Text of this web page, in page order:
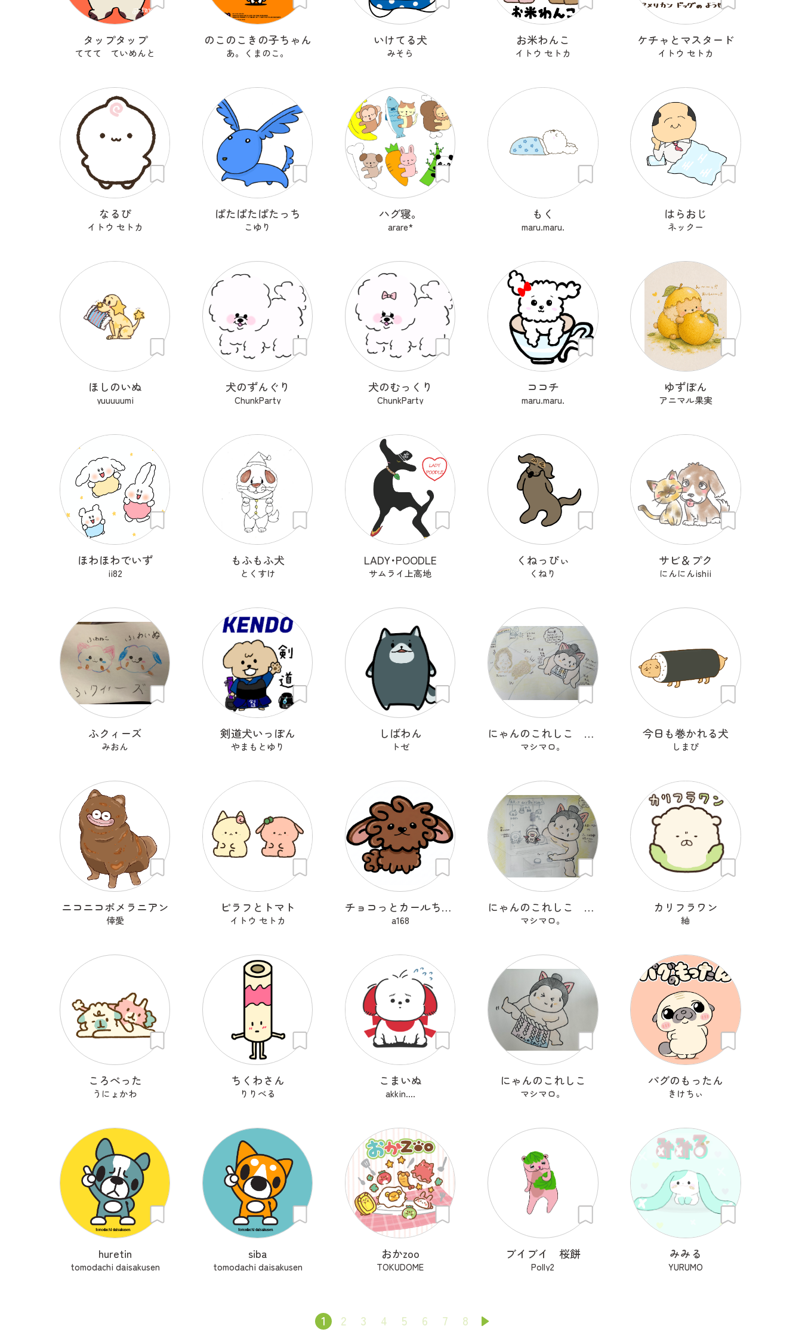
タップタップ
ててて ていめんと
のこのこきの子ちゃん
あ。くまのこ。
いけてる犬
みそら
お米わんこ
イトウ セトカ
ケチャとマスタード
イトウ セトカ
なるぴ
イトウ セトカ
ぱたぱたぱたっち
こゆり
ハグ寝。
arare*
もく
maru.maru.
はらおじ
ネックー
ほしのいぬ
yuuuuumi
犬のずんぐり
ChunkParty
犬のむっくり
ChunkParty
ココチ
maru.maru.
ゆずぽん
アニマル果実
ほわほわでいず
ii82
もふもふ犬
とくすけ
LADY･POODLE
サムライ上高地
くねっぴぃ
くねり
サビ＆プク
にんにんishii
ふクィーズ
みおん
剣道犬いっぽん
やまもとゆり
しばわん
トゼ
にゃんのこれしこ ある日の夢 Ｎo.2
マシマロ。
今日も巻かれる犬
しまぴ
ニコニコポメラニアン
倖愛
ピラフとトマト
イトウ セトカ
チョコっとカールちゃん
a168
にゃんのこれしこ ある日の夢 Ｎo.1
マシマロ。
カリフラワン
紬
ころぺった
うにょかわ
ちくわさん
りりべる
こまいぬ
akkin....
にゃんのこれしこ
マシマロ。
パグのもったん
きけちぃ
huretin
tomodachi daisakusen
siba
tomodachi daisakusen
おかzoo
TOKUDOME
ブイブイ 桜餅
Polly2
みみる
YURUMO
1 2 3 4 5 6 7 8